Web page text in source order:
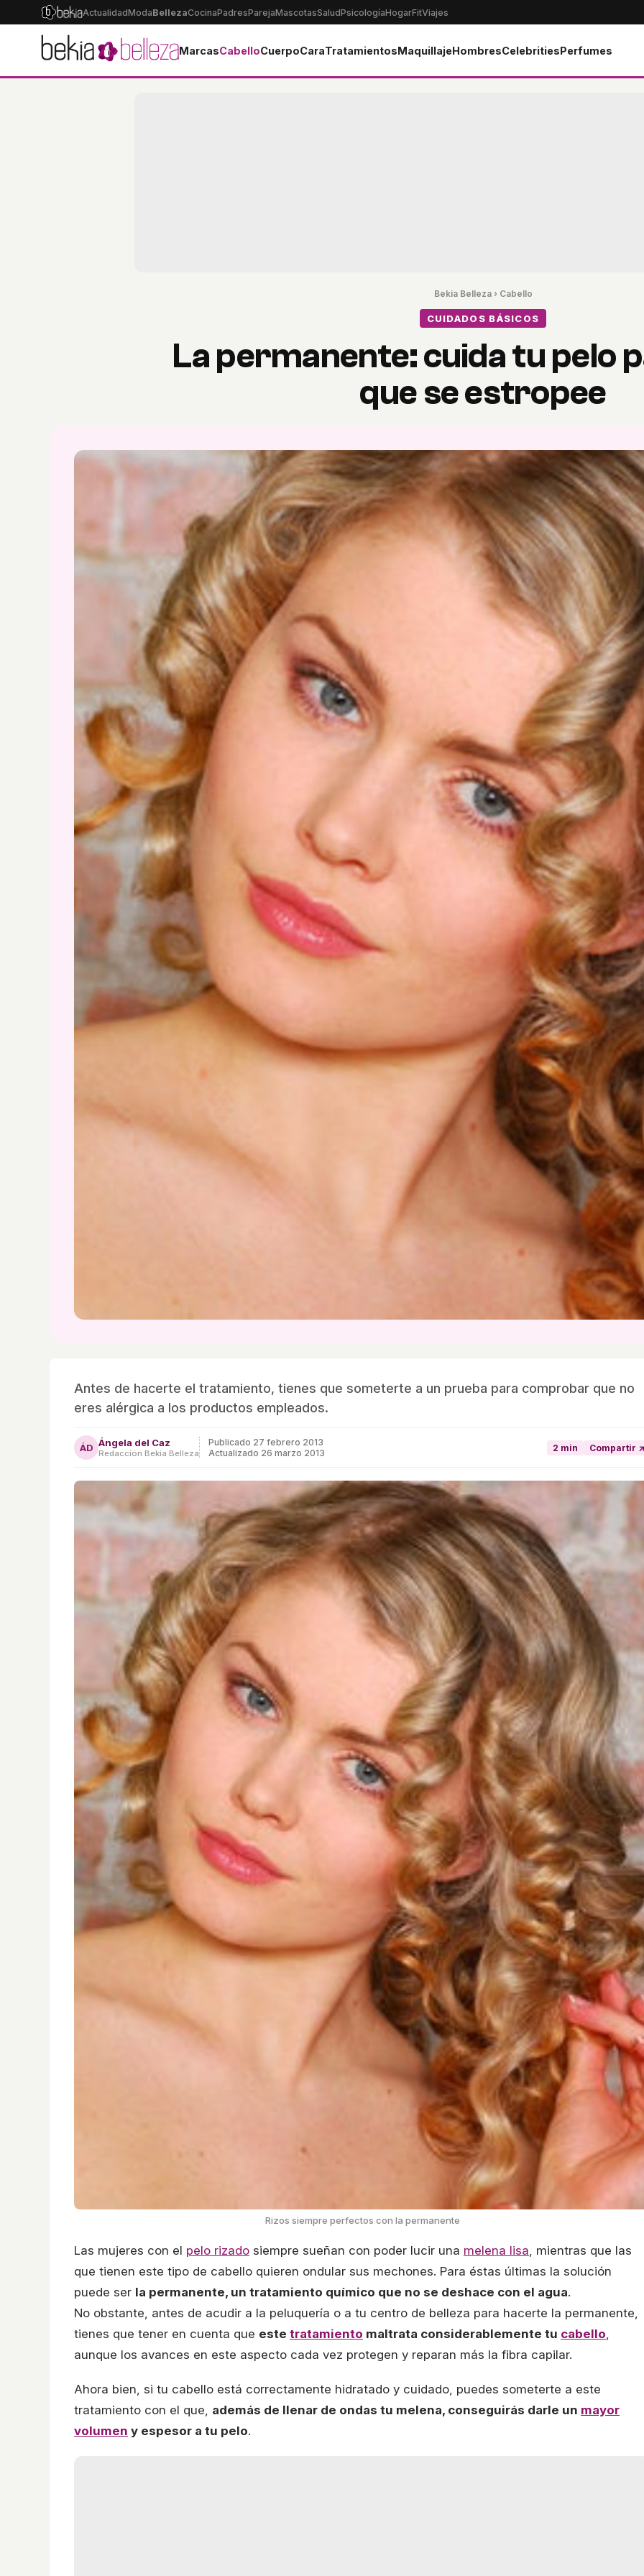
ActualidadModaBellezaCocinaPadresParejaMascotasSaludPsicologíaHogarFitViajes
MarcasCabelloCuerpoCaraTratamientosMaquillajeHombresCelebritiesPerfumes
Bekia Belleza› Cabello
CUIDADOS BÁSICOS
La permanente: cuida tu pelo
que se estropee
Antes de hacerte el tratamiento, tienes que someterte a un prueba para comprobar que no
eres alérgica a los productos empleados.
ÁD Ángela del Caz
Redacción Bekia Belleza
Publicado 27 febrero 2013
Actualizado 26 marzo 2013
2 min Compartir ↗
Rizos siempre perfectos con la permanente
Las mujeres con el pelo rizado siempre sueñan con poder lucir una melena lisa , mientras que las
que tienen este tipo de cabello quieren ondular sus mechones. Para éstas últimas la solución
puede ser la permanente, un tratamiento químico que no se deshace con el agua.
No obstante, antes de acudir a la peluquería o a tu centro de belleza para hacerte la permanente,
tienes que tener en cuenta que este tratamiento maltrata considerablemente tu cabello
aunque los avances en este aspecto cada vez protegen y reparan más la fibra capilar.
Ahora bien, si tu cabello está correctamente hidratado y cuidado, puedes someterte a este
tratamiento con el que, además de llenar de ondas tu melena, conseguirás darle un mayor
volumen y espesor a tu pelo.